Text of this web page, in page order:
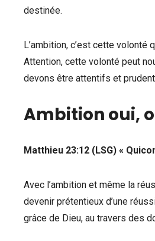
destinée.
L’ambition, c’est cette
Attention, cette volonté peut
devons être attentifs et
Ambition oui,
Matthieu 23:12 (LSG) «
Avec l’ambition et même la
devenir prétentieux d’une
grâce de Dieu, au travers des